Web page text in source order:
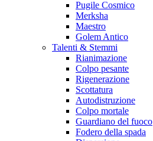
Pugile Cosmico
Merksha
Maestro
Golem Antico
Talenti & Stemmi
Rianimazione
Colpo pesante
Rigenerazione
Scottatura
Autodistruzione
Colpo mortale
Guardiano del fuoco
Fodero della spada